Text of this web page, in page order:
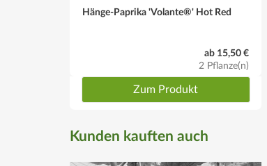
Hänge-Paprika 'Volante®' Hot Red
ab 15,50 €
2 Pflanze(n)
Zum Produkt
Kunden kauften auch